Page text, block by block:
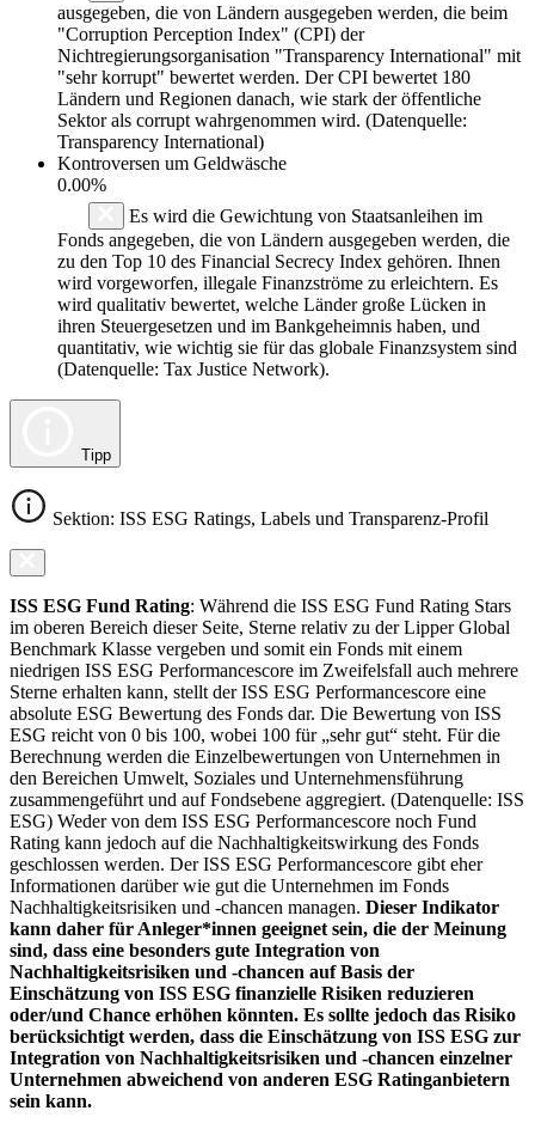
ausgegeben, die von Ländern ausgegeben werden, die beim
"Corruption Perception Index" (CPI) der
Nichtregierungsorganisation "Transparency International" mit
"sehr korrupt" bewertet werden. Der CPI bewertet 180
Ländern und Regionen danach, wie stark der öffentliche
Sektor als corrupt wahrgenommen wird. (Datenquelle:
Transparency International)
Kontroversen um Geldwäsche
0.00%
Es wird die Gewichtung von Staatsanleihen im
Fonds angegeben, die von Ländern ausgegeben werden, die
zu den Top 10 des Financial Secrecy Index gehören. Ihnen
wird vorgeworfen, illegale Finanzströme zu erleichtern. Es
wird qualitativ bewertet, welche Länder große Lücken in
ihren Steuergesetzen und im Bankgeheimnis haben, und
quantitativ, wie wichtig sie für das globale Finanzsystem sind
(Datenquelle: Tax Justice Network).
Tipp
Sektion: ISS ESG Ratings, Labels und Transparenz-Profil
ISS ESG Fund Rating: Während die ISS ESG Fund Rating Stars
im oberen Bereich dieser Seite, Sterne relativ zu der Lipper Global
Benchmark Klasse vergeben und somit ein Fonds mit einem
niedrigen ISS ESG Performancescore im Zweifelsfall auch mehrere
Sterne erhalten kann, stellt der ISS ESG Performancescore eine
absolute ESG Bewertung des Fonds dar. Die Bewertung von ISS
ESG reicht von 0 bis 100, wobei 100 für „sehr gut“ steht. Für die
Berechnung werden die Einzelbewertungen von Unternehmen in
den Bereichen Umwelt, Soziales und Unternehmensführung
zusammengeführt und auf Fondsebene aggregiert. (Datenquelle: ISS
ESG) Weder von dem ISS ESG Performancescore noch Fund
Rating kann jedoch auf die Nachhaltigkeitswirkung des Fonds
geschlossen werden. Der ISS ESG Performancescore gibt eher
Informationen darüber wie gut die Unternehmen im Fonds
Nachhaltigkeitsrisiken und -chancen managen. Dieser Indikator
kann daher für Anleger*innen geeignet sein, die der Meinung
sind, dass eine besonders gute Integration von
Nachhaltigkeitsrisiken und -chancen auf Basis der
Einschätzung von ISS ESG finanzielle Risiken reduzieren
oder/und Chance erhöhen könnten. Es sollte jedoch das Risiko
berücksichtigt werden, dass die Einschätzung von ISS ESG zur
Integration von Nachhaltigkeitsrisiken und -chancen einzelner
Unternehmen abweichend von anderen ESG Ratinganbietern
sein kann.